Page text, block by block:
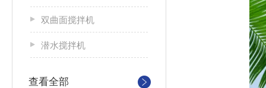
双曲面搅拌机
潜水搅拌机
查看全部